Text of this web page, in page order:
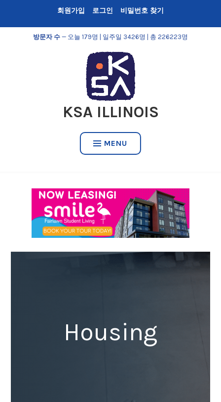
content
회원가입 로그인 비밀번호 찾기
방문자 수 — 오늘 179명 | 일주일 3426명 | 총 226223명
KSA ILLINOIS
MENU
Housing